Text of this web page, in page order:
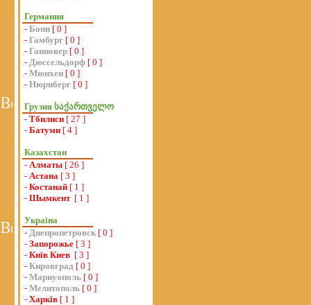
Германия
- Бонн [ 0 ]
- Гамбург [ 0 ]
- Ганновер [ 0 ]
- Дюссельдорф [ 0 ]
- Мюнхен [ 0 ]
- Нюрнберг [ 0 ]
Грузия საქართველო
- Тбилиси [ 27 ]
- Батуми [ 4 ]
Казахстан
- Алматы [ 26 ]
- Астана [ 3 ]
- Костанай [ 1 ]
- Шымкент [ 1 ]
Україна
- Днепропетровск [ 0 ]
- Запорожье [ 3 ]
- Київ Киев [ 3 ]
- Кировград [ 0 ]
- Мариуополь [ 0 ]
- Мелитополь [ 0 ]
- Харків [ 1 ]